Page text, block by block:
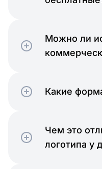
Можно ли
Какие
Чем это
логотипа у